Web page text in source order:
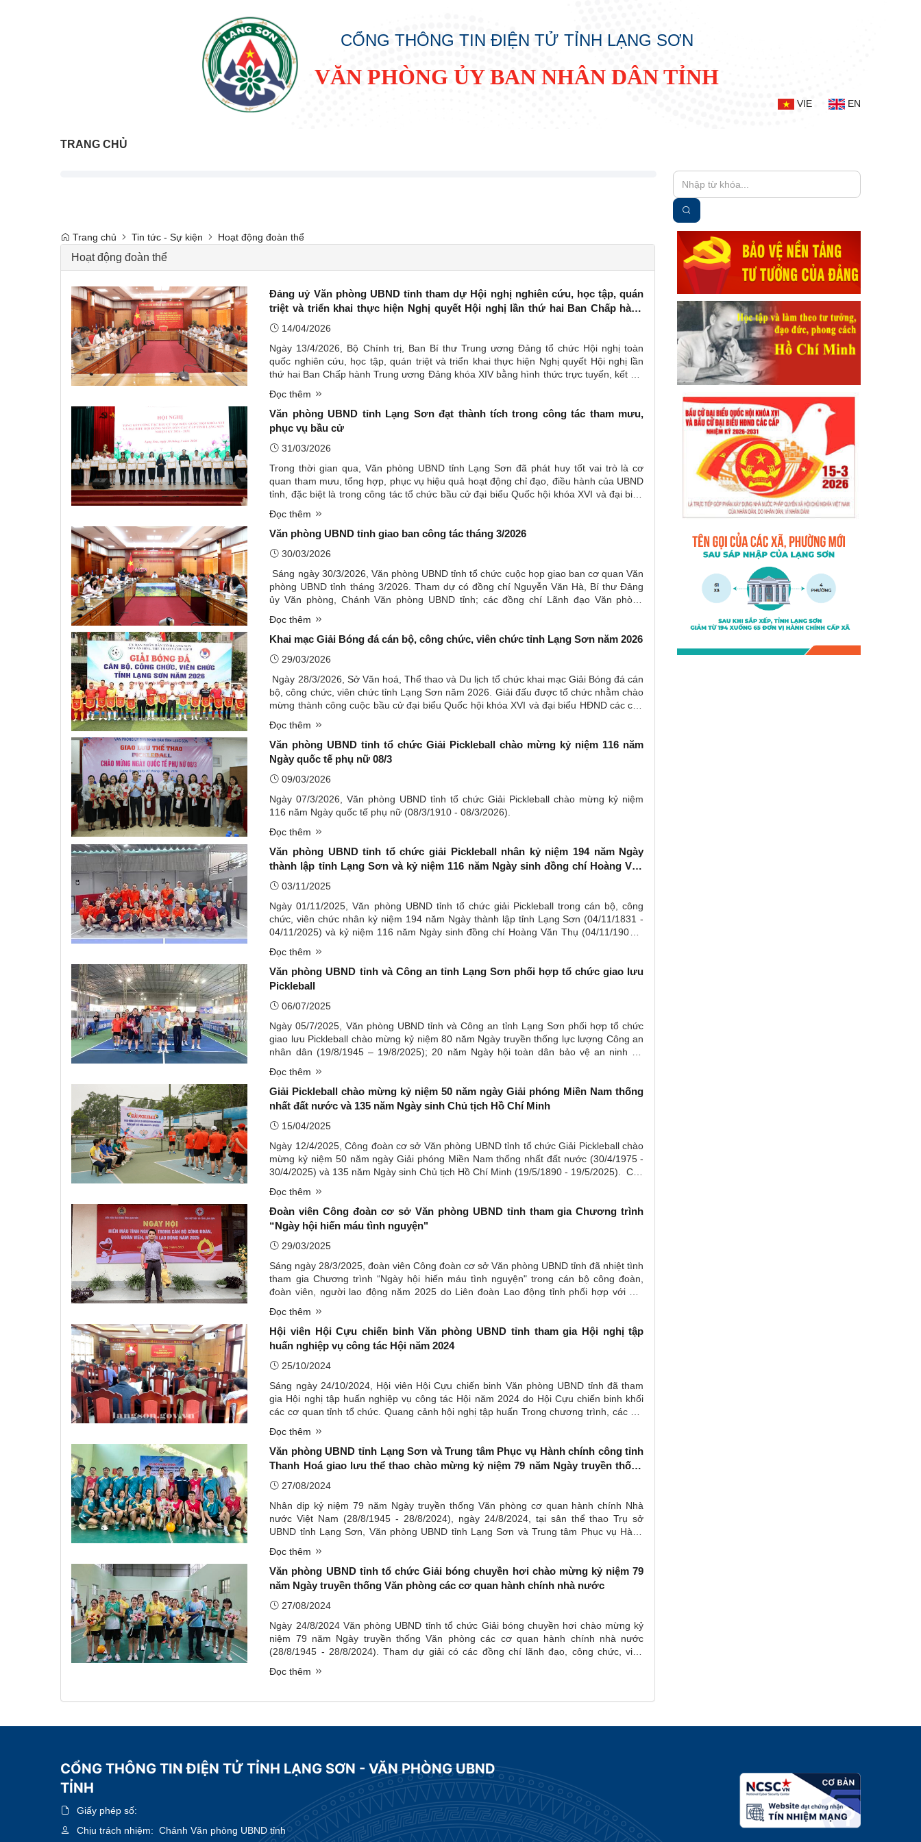
CỔNG THÔNG TIN ĐIỆN TỬ TỈNH LẠNG SƠN
VĂN PHÒNG ỦY BAN NHÂN DÂN TỈNH
VIE EN
TRANG CHỦ
Trang chủ Tin tức - Sự kiện Hoạt động đoàn thể
Hoạt động đoàn thể
Đảng uỷ Văn phòng UBND tỉnh tham dự Hội nghị nghiên cứu, học tập, quán
triệt và triển khai thực hiện Nghị quyết Hội nghị lần thứ hai Ban Chấp hành
Trung ương Đảng khoá XIV
14/04/2026
Ngày 13/4/2026, Bộ Chính trị, Ban Bí thư Trung ương Đảng tổ chức Hội nghị toàn
quốc nghiên cứu, học tập, quán triệt và triển khai thực hiện Nghị quyết Hội nghị lần
thứ hai Ban Chấp hành Trung ương Đảng khóa XIV bằng hình thức trực tuyến, kết nối
Đọc thêm
Văn phòng UBND tỉnh Lạng Sơn đạt thành tích trong công tác tham mưu,
phục vụ bầu cử
31/03/2026
Trong thời gian qua, Văn phòng UBND tỉnh Lạng Sơn đã phát huy tốt vai trò là cơ
quan tham mưu, tổng hợp, phục vụ hiệu quả hoạt động chỉ đạo, điều hành của UBND
tỉnh, đặc biệt là trong công tác tổ chức bầu cử đại biểu Quốc hội khóa XVI và đại biểu
Đọc thêm
Văn phòng UBND tỉnh giao ban công tác tháng 3/2026
30/03/2026
Sáng ngày 30/3/2026, Văn phòng UBND tỉnh tổ chức cuộc họp giao ban cơ quan Văn
phòng UBND tỉnh tháng 3/2026. Tham dự có đồng chí Nguyễn Văn Hà, Bí thư Đảng
ủy Văn phòng, Chánh Văn phòng UBND tỉnh; các đồng chí Lãnh đạo Văn phòng
Đọc thêm
Khai mạc Giải Bóng đá cán bộ, công chức, viên chức tỉnh Lạng Sơn năm 2026
29/03/2026
Ngày 28/3/2026, Sở Văn hoá, Thể thao và Du lịch tổ chức khai mạc Giải Bóng đá cán
bộ, công chức, viên chức tỉnh Lạng Sơn năm 2026. Giải đấu được tổ chức nhằm chào
mừng thành công cuộc bầu cử đại biểu Quốc hội khóa XVI và đại biểu HĐND các cấp
Đọc thêm
Văn phòng UBND tỉnh tổ chức Giải Pickleball chào mừng kỷ niệm 116 năm
Ngày quốc tế phụ nữ 08/3
09/03/2026
Ngày 07/3/2026, Văn phòng UBND tỉnh tổ chức Giải Pickleball chào mừng kỷ niệm
116 năm Ngày quốc tế phụ nữ (08/3/1910 - 08/3/2026).
Đọc thêm
Văn phòng UBND tỉnh tổ chức giải Pickleball nhân kỷ niệm 194 năm Ngày
thành lập tỉnh Lạng Sơn và kỷ niệm 116 năm Ngày sinh đồng chí Hoàng Văn
Thụ03/11/2025
Ngày 01/11/2025, Văn phòng UBND tỉnh tổ chức giải Pickleball trong cán bộ, công
chức, viên chức nhân kỷ niệm 194 năm Ngày thành lập tỉnh Lạng Sơn (04/11/1831 -
04/11/2025) và kỷ niệm 116 năm Ngày sinh đồng chí Hoàng Văn Thụ (04/11/1909 –
Đọc thêm
Văn phòng UBND tỉnh và Công an tỉnh Lạng Sơn phối hợp tổ chức giao lưu
Pickleball
06/07/2025
Ngày 05/7/2025, Văn phòng UBND tỉnh và Công an tỉnh Lạng Sơn phối hợp tổ chức
giao lưu Pickleball chào mừng kỷ niệm 80 năm Ngày truyền thống lực lượng Công an
nhân dân (19/8/1945 – 19/8/2025); 20 năm Ngày hội toàn dân bảo vệ an ninh Tổ
Đọc thêm
Giải Pickleball chào mừng kỷ niệm 50 năm ngày Giải phóng Miền Nam thống
nhất đất nước và 135 năm Ngày sinh Chủ tịch Hồ Chí Minh
15/04/2025
Ngày 12/4/2025, Công đoàn cơ sở Văn phòng UBND tỉnh tổ chức Giải Pickleball chào
mừng kỷ niệm 50 năm ngày Giải phóng Miền Nam thống nhất đất nước (30/4/1975 -
30/4/2025) và 135 năm Ngày sinh Chủ tịch Hồ Chí Minh (19/5/1890 - 19/5/2025). Các
Đọc thêm
Đoàn viên Công đoàn cơ sở Văn phòng UBND tỉnh tham gia Chương trình
“Ngày hội hiến máu tình nguyện"
29/03/2025
Sáng ngày 28/3/2025, đoàn viên Công đoàn cơ sở Văn phòng UBND tỉnh đã nhiệt tình
tham gia Chương trình “Ngày hội hiến máu tình nguyện" trong cán bộ công đoàn,
đoàn viên, người lao động năm 2025 do Liên đoàn Lao động tỉnh phối hợp với Hội
Đọc thêm
Hội viên Hội Cựu chiến binh Văn phòng UBND tỉnh tham gia Hội nghị tập
huấn nghiệp vụ công tác Hội năm 2024
25/10/2024
Sáng ngày 24/10/2024, Hội viên Hội Cựu chiến binh Văn phòng UBND tỉnh đã tham
gia Hội nghị tập huấn nghiệp vụ công tác Hội năm 2024 do Hội Cựu chiến binh khối
các cơ quan tỉnh tổ chức. Quang cảnh hội nghị tập huấn Trong chương trình, các đại
Đọc thêm
Văn phòng UBND tỉnh Lạng Sơn và Trung tâm Phục vụ Hành chính công tỉnh
Thanh Hoá giao lưu thể thao chào mừng kỷ niệm 79 năm Ngày truyền thống
Văn phòng cơ quan hành chính Nhà nước Việt Nam (28/8/1945 - 28/8/2024)
27/08/2024
Nhân dịp kỷ niệm 79 năm Ngày truyền thống Văn phòng cơ quan hành chính Nhà
nước Việt Nam (28/8/1945 - 28/8/2024), ngày 24/8/2024, tại sân thể thao Trụ sở
UBND tỉnh Lạng Sơn, Văn phòng UBND tỉnh Lạng Sơn và Trung tâm Phục vụ Hành
Đọc thêm
Văn phòng UBND tỉnh tổ chức Giải bóng chuyền hơi chào mừng kỷ niệm 79
năm Ngày truyền thống Văn phòng các cơ quan hành chính nhà nước
27/08/2024
Ngày 24/8/2024 Văn phòng UBND tỉnh tổ chức Giải bóng chuyền hơi chào mừng kỷ
niệm 79 năm Ngày truyền thống Văn phòng các cơ quan hành chính nhà nước
(28/8/1945 - 28/8/2024). Tham dự giải có các đồng chí lãnh đạo, công chức, viên
Đọc thêm
CỔNG THÔNG TIN ĐIỆN TỬ TỈNH LẠNG SƠN - VĂN PHÒNG UBND
TỈNH
Giấy phép số:
Chịu trách nhiệm: Chánh Văn phòng UBND tỉnh